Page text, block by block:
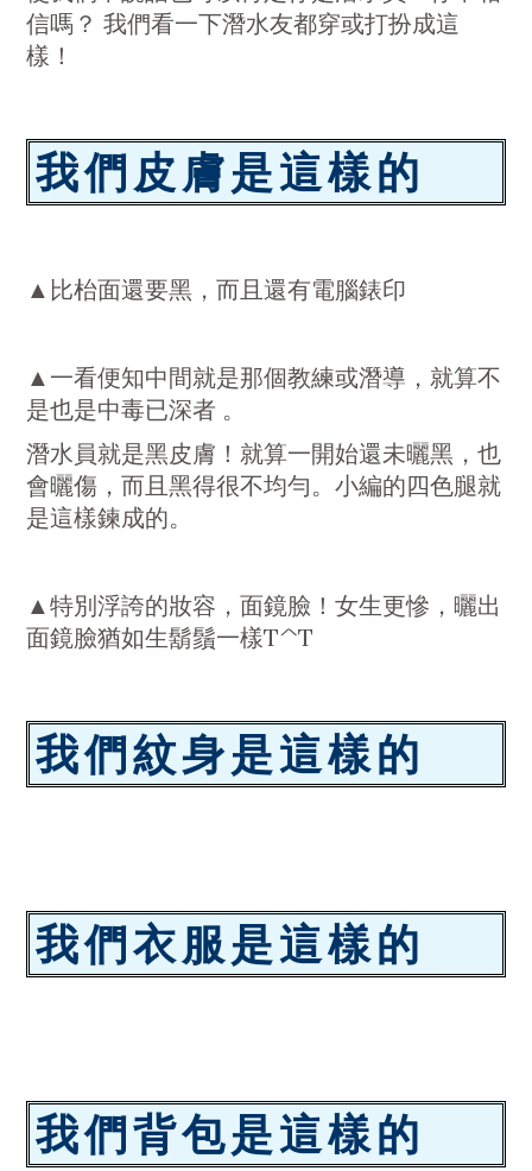
信嗎？ 我們看一下潛水友都穿或打扮成這
樣！
我們皮膚是這樣的
▲比枱面還要黑，而且還有電腦錶印
▲一看便知中間就是那個教練或潛導，就算不
是也是中毒已深者 。
潛水員就是黑皮膚！就算一開始還未曬黑，也
會曬傷，而且黑得很不均勻。小編的四色腿就
是這樣鍊成的。
▲特別浮誇的妝容，面鏡臉！女生更慘，曬出
面鏡臉猶如生鬍鬚一樣T^T
我們紋身是這樣的
我們衣服是這樣的
我們背包是這樣的